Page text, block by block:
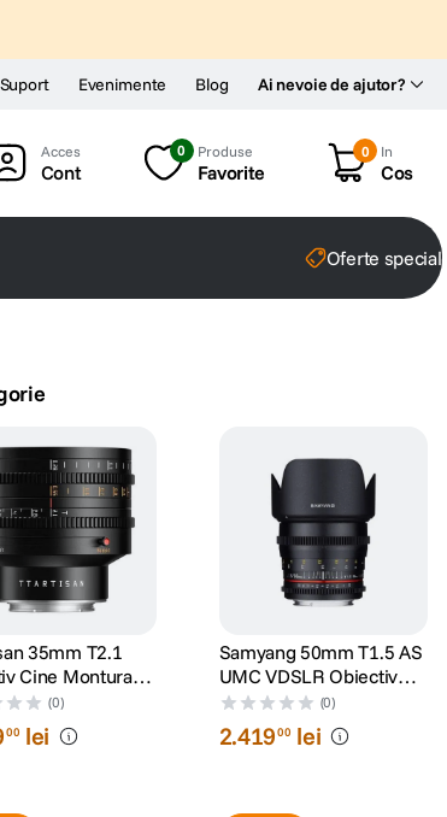
Ai nevoie de ajutor?
Suport Evenimente Blog
Cont
0 Produse
Favorite
0 In
Cos
Oferte
35mm T2.1
Cine Montura
(0)
00 lei
Samyang 50mm T1.5 AS
UMC VDSLR Obiectiv
Cinematic Sony A
(0)
2.41900 lei